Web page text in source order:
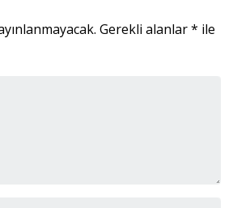
Gerekli alanlar* ile